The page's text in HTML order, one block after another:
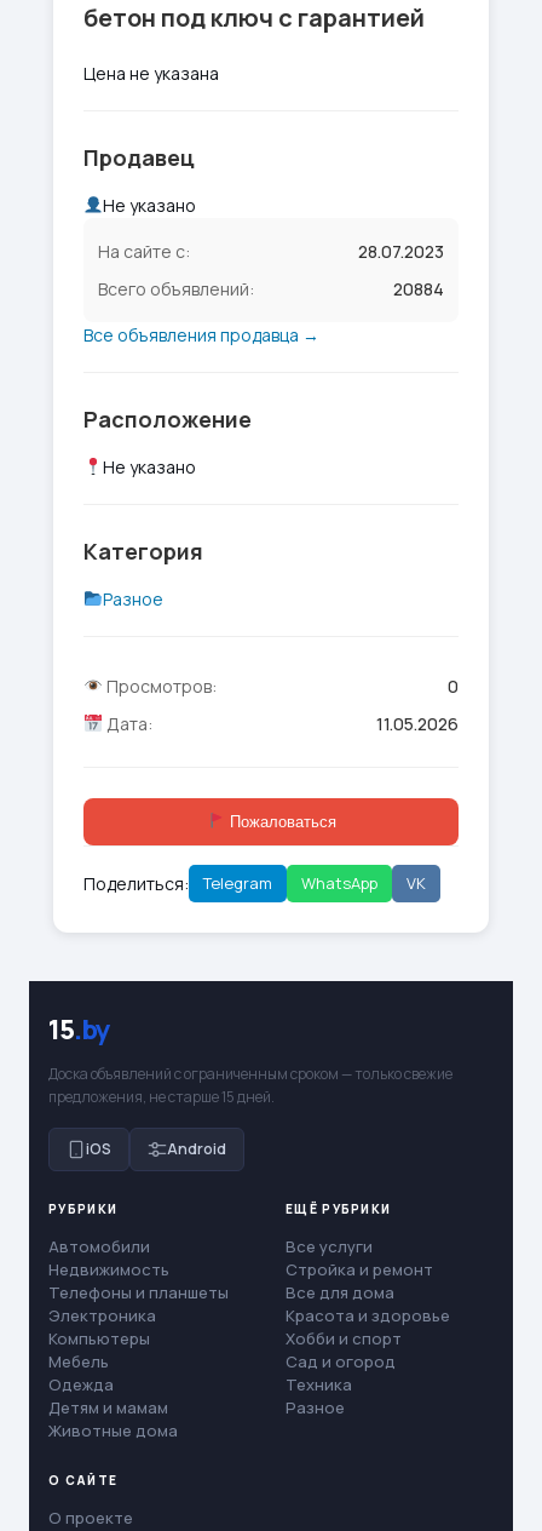
бетон под ключ с гарантией
Цена не указана
Продавец
Не указано
На сайте с:
28.07.2023
Всего объявлений:
20884
Все объявления продавца →
Расположение
Не указано
Категория
Разное
Просмотров:
0
Дата:
11.05.2026
Пожаловаться
Поделиться: Telegram WhatsApp VK
15.by
Доска объявлений с ограниченным сроком — только свежие
предложения, не старше 15 дней.
iOS Android
РУБРИКИ
Автомобили
Недвижимость
Телефоны и планшеты
Электроника
Компьютеры
Мебель
Одежда
Детям и мамам
Животные дома
ЕЩЁ РУБРИКИ
Все услуги
Стройка и ремонт
Все для дома
Красота и здоровье
Хобби и спорт
Сад и огород
Техника
Разное
О САЙТЕ
О проекте